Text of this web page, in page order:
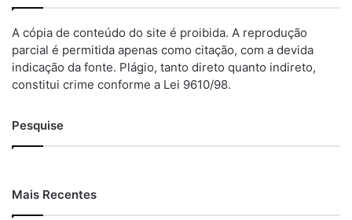
A cópia de conteúdo do site é proibida. A reprodução
parcial é permitida apenas como citação, com a devida
indicação da fonte. Plágio, tanto direto quanto indireto,
constitui crime conforme a Lei 9610/98.
Pesquise
Mais Recentes